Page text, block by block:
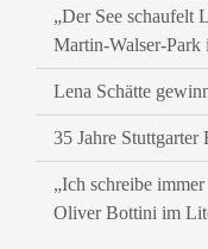
„Der See schaufelt
Martin-Walser-
Lena Schätte
35 Jahre Stuttgarter
„Ich schreibe
Oliver Bottini im